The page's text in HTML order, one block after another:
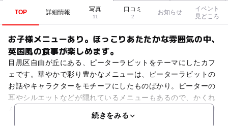
TOP 詳細情報 写真
11
口コミ
2
お知らせ
イベント
見どころ
お子様メニューあり。ほっこりあたたかな雰囲気の中、
英国風の食事が楽しめます。
目黒区自由が丘にある、ピーターラビットをテーマにしたカフ
ェです。華やかで彩り豊かなメニューは、ピーターラビットの
お話やキャラクターをモチーフにしたものばかり。ピーターの
耳やシルエットなどが隠れているメニューもあるので、かくれ
んぼ気分で楽しむのもおすすめです。サラダやオムライスに加
続きをみる